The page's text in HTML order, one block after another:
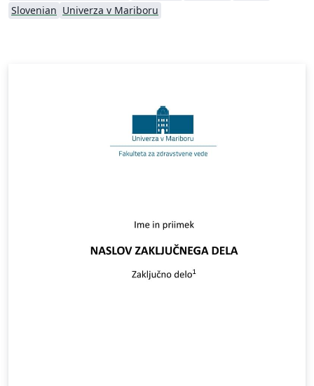
Slovenian Univerza v Mariboru